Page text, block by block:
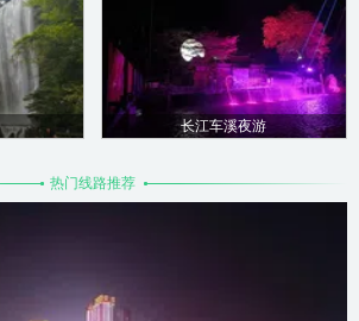
长江车溪夜游
热门线路推荐